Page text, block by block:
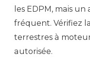
les EDPM, mais
fréquent. Vérifiez
terrestres à
autorisée.